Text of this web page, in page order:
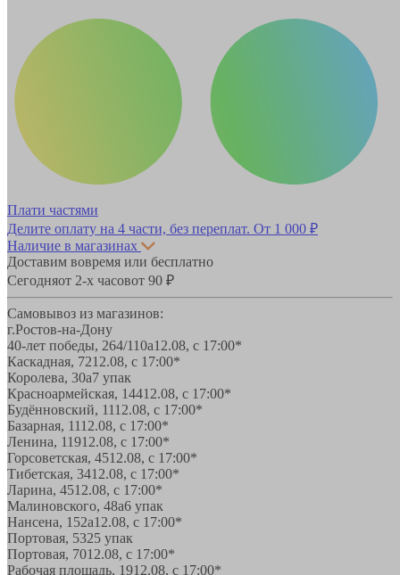
Плати частями
Делите оплату на 4 части, без переплат. От 1 000 ₽
Наличие в магазинах
Доставим вовремя или бесплатно
Сегодняот 2-х часовот 90 ₽
Самовывоз из магазинов:
г.Ростов-на-Дону
40-лет победы, 264/110а12.08, с 17:00*
Каскадная, 7212.08, с 17:00*
Королева, 30а7 упак
Красноармейская, 14412.08, с 17:00*
Будённовский, 1112.08, с 17:00*
Базарная, 1112.08, с 17:00*
Ленина, 11912.08, с 17:00*
Горсоветская, 4512.08, с 17:00*
Тибетская, 3412.08, с 17:00*
Ларина, 4512.08, с 17:00*
Малиновского, 48а6 упак
Нансена, 152а12.08, с 17:00*
Портовая, 5325 упак
Портовая, 7012.08, с 17:00*
Рабочая площадь, 1912.08, с 17:00*